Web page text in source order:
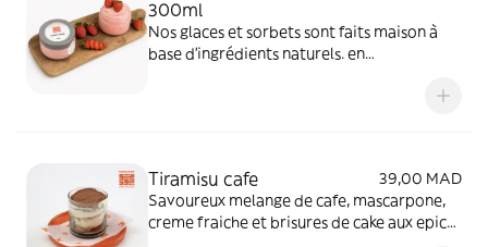
300ml
Nos glaces et sorbets sont faits maison à
base d'ingrédients naturels. en
Tiramisu cafe
39,00 MAD
Savoureux melange de cafe, mascarpone,
creme fraiche et brisures de cake aux epices